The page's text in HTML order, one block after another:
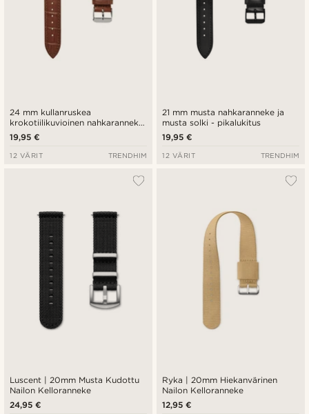
24 mm kullanruskea
krokotiilikuvioinen nahkaranneke
ja hopeanvärinen solki -
pikalukitus
19,95 €
12 VÄRIT TRENDHIM
21 mm musta nahkaranneke ja
musta solki - pikalukitus
19,95 €
12 VÄRIT TRENDHIM
Luscent | 20mm Musta Kudottu
Nailon Kelloranneke
24,95 €
Ryka | 20mm Hiekanvärinen
Nailon Kelloranneke
12,95 €